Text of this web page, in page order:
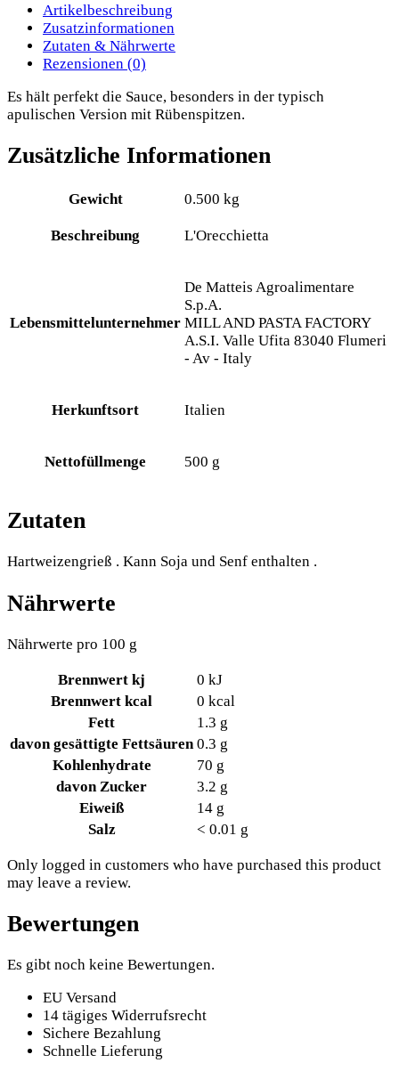
Artikelbeschreibung
Zusatzinformationen
Zutaten & Nährwerte
Rezensionen (0)
Es hält perfekt die Sauce, besonders in der typisch
apulischen Version mit Rübenspitzen.
Zusätzliche Informationen
Gewicht 0.500 kg
Beschreibung L'Orecchietta
Lebensmittelunternehmer
De Matteis Agroalimentare
S.p.A.
MILL AND PASTA FACTORY
A.S.I. Valle Ufita 83040 Flumeri
- Av - Italy
Herkunftsort Italien
Nettofüllmenge 500 g
Zutaten
Hartweizengrieß . Kann Soja und Senf enthalten .
Nährwerte
Nährwerte pro 100 g
Brennwert kj 0 kJ
Brennwert kcal
0 kcal
Fett
1.3 g
davon gesättigte Fettsäuren 0.3 g
Kohlenhydrate
70 g
davon Zucker 3.2 g
Eiweiß
14 g
Salz
< 0.01 g
Only logged in customers who have purchased this product
may leave a review.
Bewertungen
Es gibt noch keine Bewertungen.
EU Versand
14 tägiges Widerrufsrecht
Sichere Bezahlung
Schnelle Lieferung